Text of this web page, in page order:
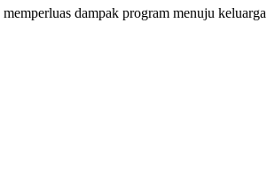
dampak program menuju